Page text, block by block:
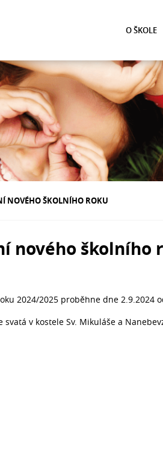
O ŠKOLE
NOVÉHO ŠKOLNÍHO ROKU
nového školního
2024/2025 proběhne dne 2.9.2024
v kostele Sv. Mikuláše a